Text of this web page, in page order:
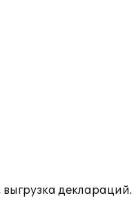
деклараций.